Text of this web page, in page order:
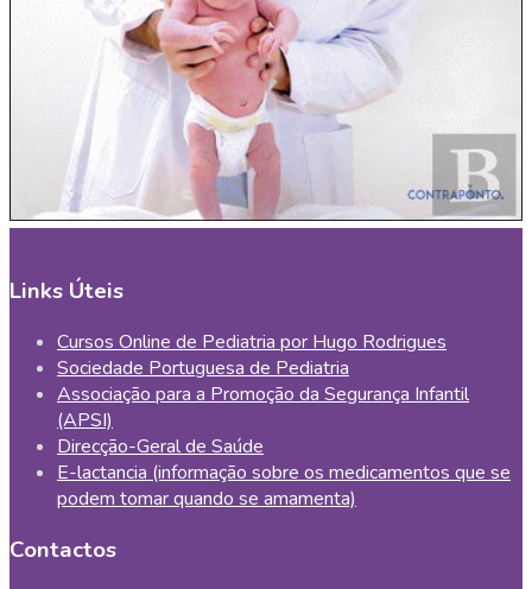
Links Úteis
Cursos Online de Pediatria por Hugo Rodrigues
Sociedade Portuguesa de Pediatria
Associação para a Promoção da Segurança Infantil
(APSI)
Direcção-Geral de Saúde
E-lactancia (informação sobre os medicamentos que se
podem tomar quando se amamenta)
Contactos